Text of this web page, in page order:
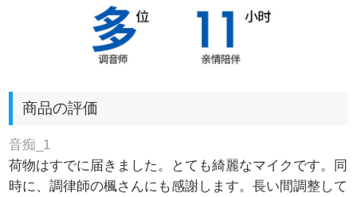
商品の評価
音痴_1
荷物はすでに届きました。とても綺麗なマイクです。同
時に、調律師の楓さんにも感謝します。長い間調整して